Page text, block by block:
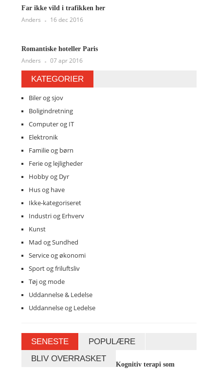
Far ikke vild i trafikken her
Anders 16 dec 2016
Romantiske hoteller Paris
Anders 07 apr 2016
KATEGORIER
Biler og sjov
Boligindretning
Computer og IT
Elektronik
Familie og børn
Ferie og lejligheder
Hobby og Dyr
Hus og have
Ikke-kategoriseret
Industri og Erhverv
Kunst
Mad og Sundhed
Service og økonomi
Sport og friluftsliv
Tøj og mode
Uddannelse & Ledelse
Uddannelse og Ledelse
SENESTE
POPULÆRE
BLIV OVERRASKET
Kognitiv terapi som